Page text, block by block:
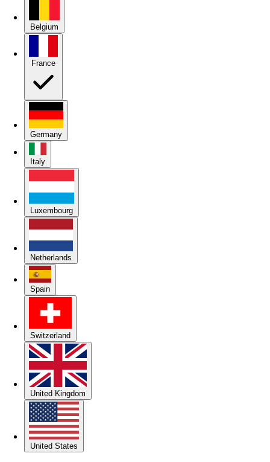
Belgium
Germany
Italy
Luxembourg
Netherlands
Spain
Switzerland
United Kingdom
United States